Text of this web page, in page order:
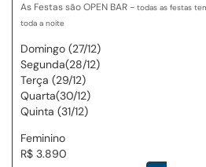
As Festas são OPEN BAR - todas as festas
toda a noite
Domingo (27/12)
Segunda(28/12)
Terça (29/12)
Quarta(30/12)
Quinta (31/12)
Feminino
R$ 3.890